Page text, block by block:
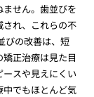
せん。歯並びを
れ、これらの不
びの改善は、短
正治療は見た目
スや見えにくい
でもほとんど気